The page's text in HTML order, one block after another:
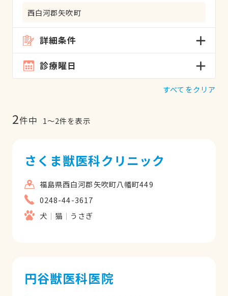
西白河郡矢吹町
詳細条件
診療曜日
すべてをクリア
2件中 1〜2件を表示
さくま獣医科クリニック
福島県西白河郡矢吹町八幡町449
0248-44-3617
犬
猫 うさぎ
円谷獣医科医院